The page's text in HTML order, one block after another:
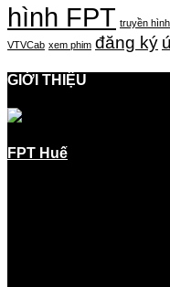
hình FPT truyền
VTVCab xem phim đăng ký
GIỚI THIỆU
FPT Huế